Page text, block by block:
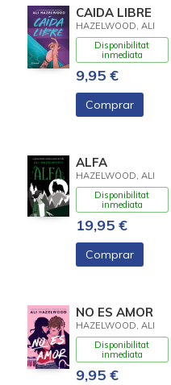
CAIDA LIBRE
HAZELWOOD, ALI
Disponibilitat
inmediata
9,95 €
Comprar
ALFA
HAZELWOOD, ALI
Disponibilitat
inmediata
19,95 €
Comprar
NO ES AMOR
HAZELWOOD, ALI
Disponibilitat
inmediata
9,95 €